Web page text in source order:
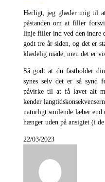
Herligt, jeg glæder mig til
påstanden om at filler
linje filler ind ved den indre
godt tre år siden, og det er
klædelig måde, men det er
Så godt at du fastholder
synes selv det er så synd
påvirke til at få lavet alt
kender
naturligt smilende læber end
hænger uden på ansigtet (i
22/03/2023